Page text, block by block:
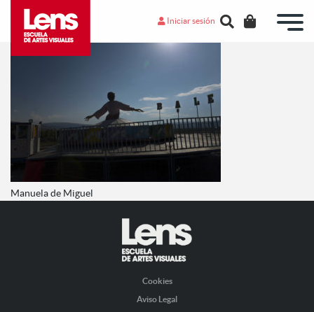
Iniciar sesión
Manuela de Miguel
Cookies
Aviso Legal